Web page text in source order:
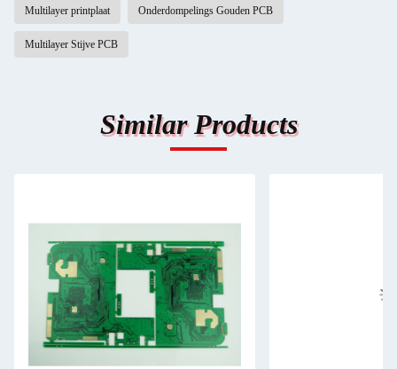
Multilayer printplaat Onderdompelings Gouden PCB
Multilayer Stijve PCB
Similar Products